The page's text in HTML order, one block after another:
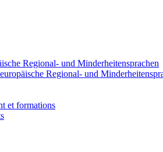
Regional- und Minderheitensprachen
Regional- und
et formations